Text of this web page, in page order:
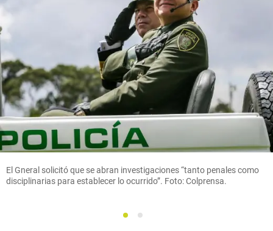
El Gneral solicitó que se abran investigaciones “tanto penales como
disciplinarias para establecer lo ocurrido”. Foto: Colprensa.
1 2